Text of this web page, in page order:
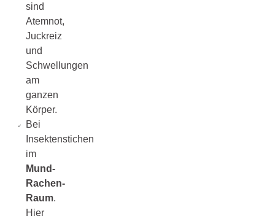
sind
Atemnot,
Juckreiz
und
Schwellungen
am
ganzen
Körper.
Bei
Insektenstichen
im
Mund-
Rachen-
Raum.
Hier